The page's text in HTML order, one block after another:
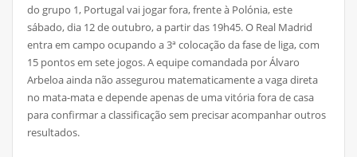
do grupo 1, Portugal vai jogar fora, frente à Polónia, este
sábado, dia 12 de outubro, a partir das 19h45. O Real Madrid
entra em campo ocupando a 3ª colocação da fase de liga, com
15 pontos em sete jogos. A equipe comandada por Álvaro
Arbeloa ainda não assegurou matematicamente a vaga direta
no mata-mata e depende apenas de uma vitória fora de casa
para confirmar a classificação sem precisar acompanhar outros
resultados.